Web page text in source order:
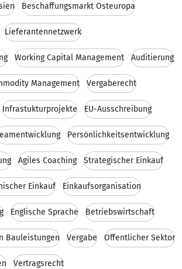
Beschaffungsmarkt Osteuropa
Lieferantennetzwerk
Working Capital Management Auditierung
Management Vergaberecht
Infrastukturprojekte EU-Ausschreibung
Persönlichkeitsentwicklung
Agiles Coaching Strategischer Einkauf
Einkauf Einkaufsorganisation
Englische Sprache Betriebswirtschaft
Bauleistungen Vergabe Öffentlicher Sektor
Vertragsrecht